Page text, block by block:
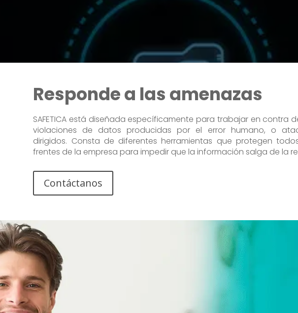
Responde a las amenazas
SAFETICA está diseñada específicamente para trabajar en contra
violaciones de datos producidas por el error humano, o
dirigidos. Consta de diferentes herramientas que protegen
frentes de la empresa para impedir que la información salga de la
Contáctanos